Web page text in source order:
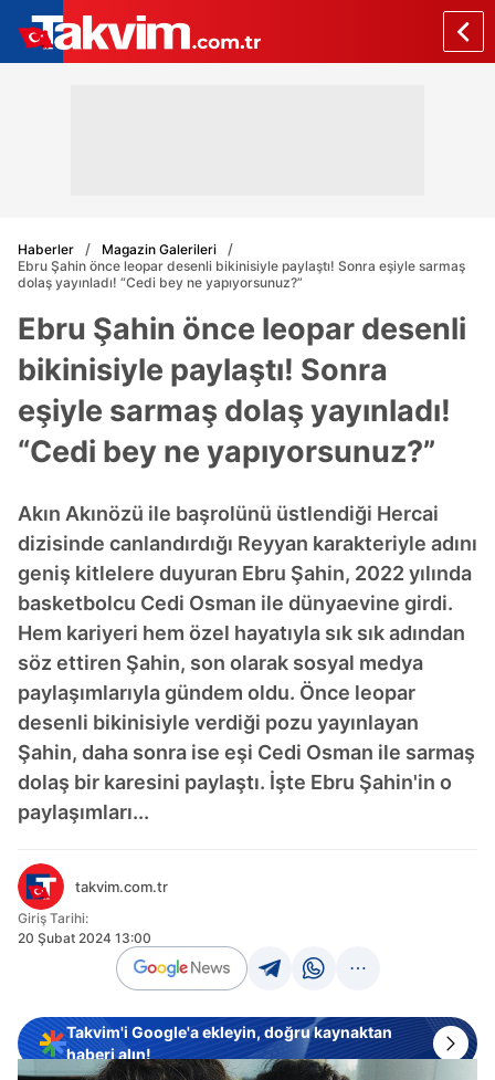
Haberler
Magazin Galerileri
Ebru Şahin önce leopar desenli bikinisiyle paylaştı! Sonra eşiyle sarmaş
dolaş yayınladı! “Cedi bey ne yapıyorsunuz?”
Ebru Şahin önce leopar desenli
bikinisiyle paylaştı! Sonra
eşiyle sarmaş dolaş yayınladı!
“Cedi bey ne yapıyorsunuz?”
Akın Akınözü ile başrolünü üstlendiği Hercai
dizisinde canlandırdığı Reyyan karakteriyle adını
geniş kitlelere duyuran Ebru Şahin, 2022 yılında
basketbolcu Cedi Osman ile dünyaevine girdi.
Hem kariyeri hem özel hayatıyla sık sık adından
söz ettiren Şahin, son olarak sosyal medya
paylaşımlarıyla gündem oldu. Önce leopar
desenli bikinisiyle verdiği pozu yayınlayan
Şahin, daha sonra ise eşi Cedi Osman ile sarmaş
dolaş bir karesini paylaştı. İşte Ebru Şahin'in o
paylaşımları...
takvim.com.tr
Giriş Tarihi:
20 Şubat 2024 13:00
Takvim'i Google'a ekleyin, doğru kaynaktan
haberi alın!